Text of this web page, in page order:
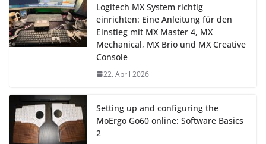
Logitech MX System richtig
einrichten: Eine Anleitung für den
Einstieg mit MX Master 4, MX
Mechanical, MX Brio und MX Creative
Console
22. April 2026
Setting up and configuring the
MoErgo Go60 online: Software Basics
2